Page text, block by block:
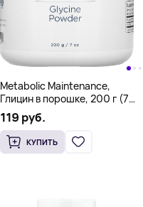
Metabolic Maintenance,
Глицин в порошке, 200 г (7
унций)
119 руб.
КУПИТЬ